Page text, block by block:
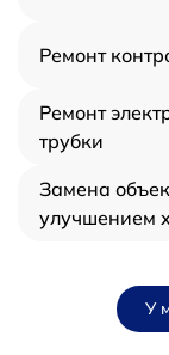
Ремонт
Ремонт
трубки
Замена
улучшением
У